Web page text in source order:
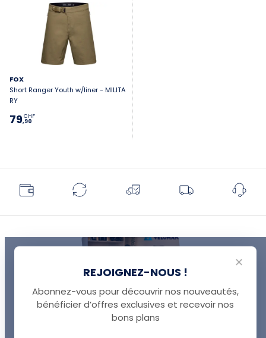
FOX
Short Ranger Youth w/liner - MILITA
RY
79,90
CHF
UNE QUESTION ?
✕
REJOIGNEZ-NOUS !
Abonnez-vous pour découvrir nos nouveautés,
bénéficier d’offres exclusives et recevoir nos
bons plans